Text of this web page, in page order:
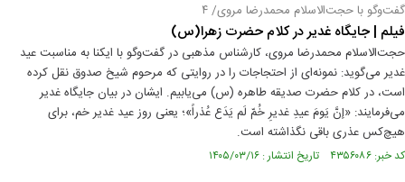
گفت‌و‌گو با حجت‌الاسلام محمدرضا مروی/ ۴
فیلم | جایگاه غدیر در کلام حضرت زهرا(س)
حجت‌الاسلام محمدرضا مروی، کارشناس مذهبی در گفت‌وگو با ایکنا به مناسبت عید
غدیر می‌گوید: نمونه‌ای از احتجاجات را در روایتی که مرحوم شیخ صدوق نقل کرده‌
است، در کلام حضرت صدیقه طاهره (س) می‌یابیم. ایشان در بیان جایگاه غدیر
می‌فرمایند: «إنَّ یَومَ عیدِ غدیرِ خُمّ لَم یَدَع عُذراً»؛ یعنی روز عید غدیر خم، برای
هیچ‌کس عذری باقی نگذاشته است.
کد خبر: ۴۳۵۶۰۸۶ تاریخ انتشار : ۱۴۰۵/۰۳/۱۶